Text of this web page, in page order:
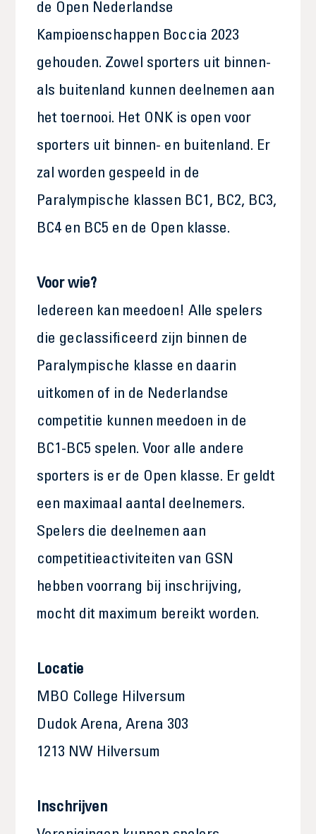
de Open Nederlandse
Kampioenschappen Boccia 2023
gehouden. Zowel sporters uit binnen-
als buitenland kunnen deelnemen aan
het toernooi. Het ONK is open voor
sporters uit binnen- en buitenland. Er
zal worden gespeeld in de
Paralympische klassen BC1, BC2, BC3,
BC4 en BC5 en de Open klasse.
Voor wie?
Iedereen kan meedoen! Alle spelers
die geclassificeerd zijn binnen de
Paralympische klasse en daarin
uitkomen of in de Nederlandse
competitie kunnen meedoen in de
BC1-BC5 spelen. Voor alle andere
sporters is er de Open klasse. Er geldt
een maximaal aantal deelnemers.
Spelers die deelnemen aan
competitieactiviteiten van GSN
hebben voorrang bij inschrijving,
mocht dit maximum bereikt worden.
Locatie
MBO College Hilversum
Dudok Arena, Arena 303
1213 NW Hilversum
Inschrijven